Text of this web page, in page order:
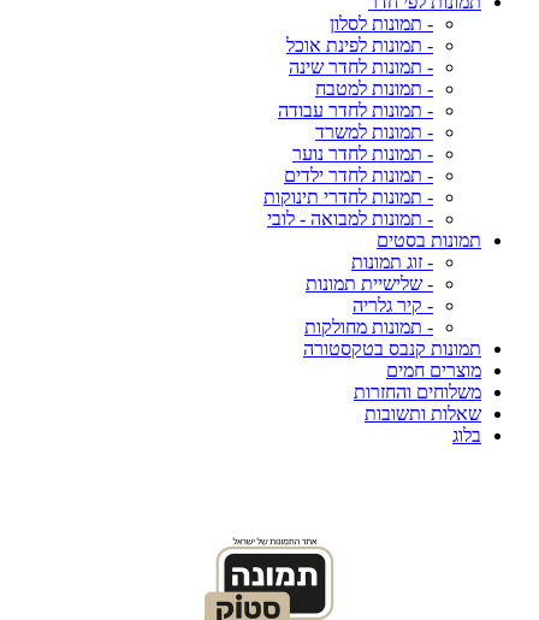
- תמונות לסלון
- תמונות לפינת אוכל
- תמונות לחדר שינה
- תמונות למטבח
- תמונות לחדר עבודה
- תמונות למשרד
- תמונות לחדר נוער
- תמונות לחדר ילדים
- תמונות לחדרי תינוקות
- תמונות למבואה - לובי
תמונות בסטים
- זוג תמונות
- שלישיית תמונות
- קיר גלריה
- תמונות מחולקות
תמונות קנבס בטקסטורה
מוצרים חמים
משלוחים והחזרות
שאלות ותשובות
בלוג